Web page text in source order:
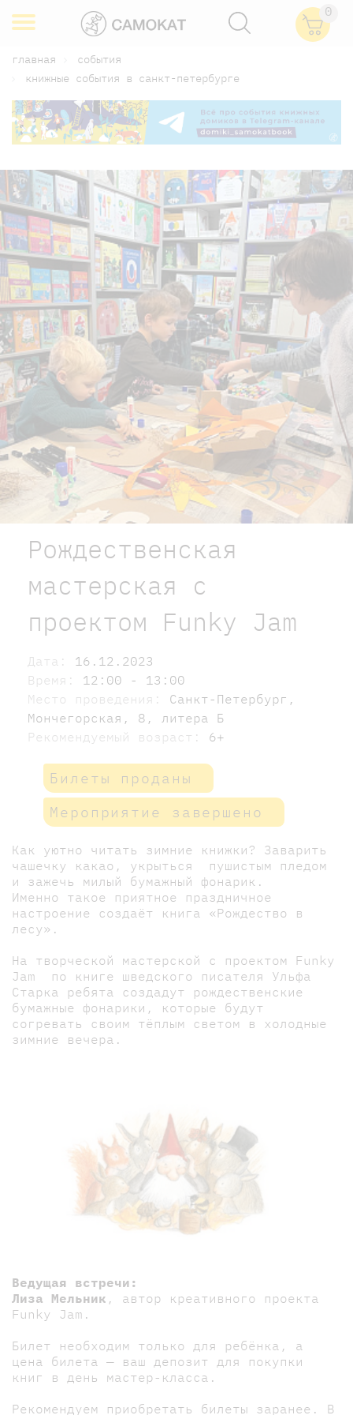
0
главная
события
книжные события в санкт-петербурге
Рождественская
мастерская с
проектом Funky Jam
Дата: 16.12.2023
Время: 12:00 - 13:00
Место проведения: Санкт-Петербург,
Мончегорская, 8, литера Б
Рекомендуемый возраст: 6+
Билеты проданы
Мероприятие завершено
Как уютно читать зимние книжки? Заварить
чашечку какао, укрыться пушистым пледом
и зажечь милый бумажный фонарик.
Именно такое приятное праздничное
настроение создаёт книга «Рождество в
лесу».
На творческой мастерской с проектом Funky
Jam по книге шведского писателя Ульфа
Старка ребята создадут рождественские
бумажные фонарики, которые будут
согревать своим тёплым светом в холодные
зимние вечера.
Ведущая встречи:
Лиза Мельник , автор креативного проекта
Funky Jam.
Билет необходим только для ребёнка, а
цена билета — ваш депозит для покупки
книг в день мастер-класса.
Рекомендуем приобретать билеты заранее. В